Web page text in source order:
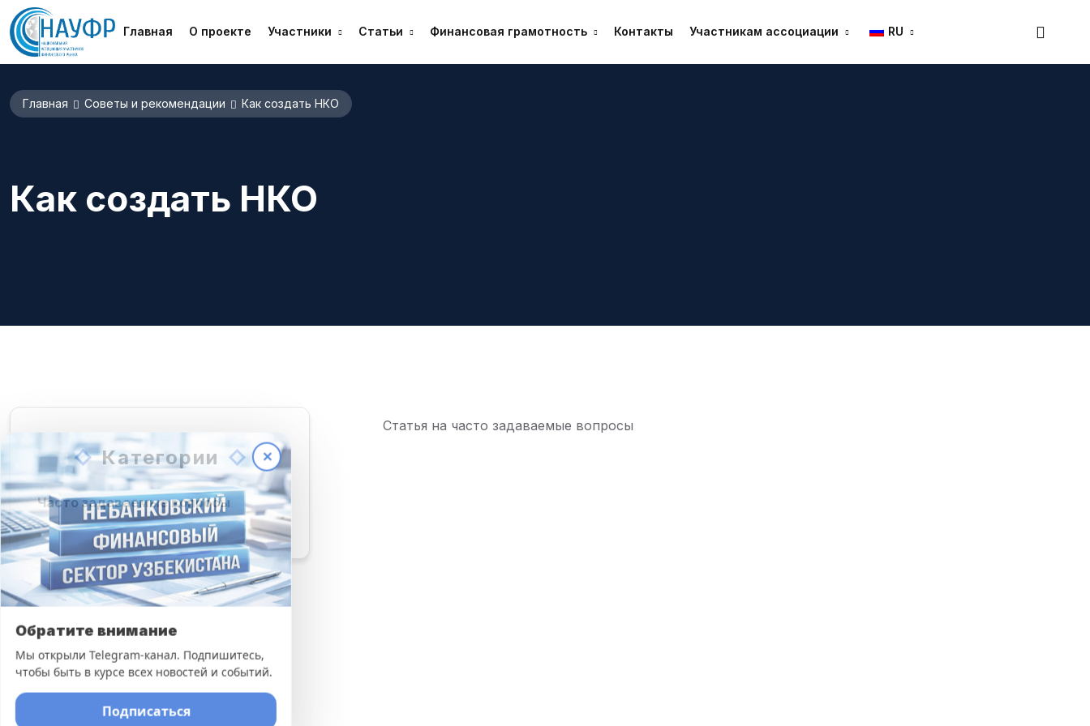
Главная О проекте Участники Статьи Финансовая грамотность Контакты Участникам ассоциации RU
Главная Советы и рекомендации Как создать НКО
Как создать НКО
Статья на часто задаваемые вопросы
Категории
Часто задаваемые вопросы
✕
Обратите внимание
Мы открыли Telegram-канал. Подпишитесь,
чтобы быть в курсе всех новостей и событий.
Подписаться